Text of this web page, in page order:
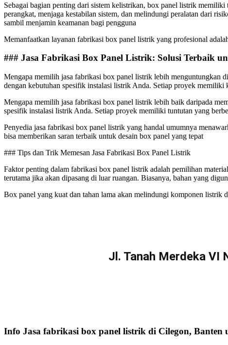
Sebagai bagian penting dari sistem kelistrikan, box panel listrik
perangkat, menjaga kestabilan sistem, dan melindungi peralatan dari
sambil menjamin keamanan bagi pengguna
Memanfaatkan layanan fabrikasi box panel listrik yang profesional
### Jasa Fabrikasi Box Panel Listrik: Solusi Terbaik
Mengapa memilih jasa fabrikasi box panel listrik lebih menguntungkan
dengan kebutuhan spesifik instalasi listrik Anda. Setiap proyek
Mengapa memilih jasa fabrikasi box panel listrik lebih baik daripada
spesifik instalasi listrik Anda. Setiap proyek memiliki tuntutan yang
Penyedia jasa fabrikasi box panel listrik yang handal umumnya
bisa memberikan saran terbaik untuk desain box panel yang tepat
### Tips dan Trik Memesan Jasa Fabrikasi Box Panel Listrik
Faktor penting dalam fabrikasi box panel listrik adalah pemilihan
terutama jika akan dipasang di luar ruangan. Biasanya, bahan yang
Box panel yang kuat dan tahan lama akan melindungi komponen listrik
Jl. Tanah Merdeka VI
Info Jasa fabrikasi box panel listrik di Cilegon,